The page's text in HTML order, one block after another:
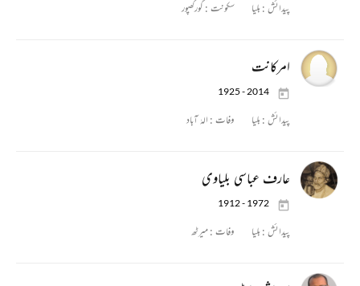
پیدائش : بلیا سکونت : گورکھپور
امرکانت
1925 - 2014
پیدائش : بلیا وفات : الہٰ آباد
عارف عباسی بلیاوی
1912 - 1972
پیدائش : بلیا وفات :میرٹھ